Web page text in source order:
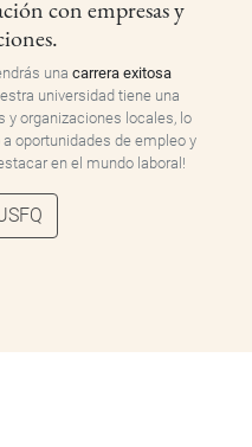
con empresas y
una carrera exitosa
universidad tiene una
y organizaciones locales, lo
oportunidades de empleo y
en el mundo laboral!